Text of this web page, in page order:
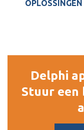
OPLOSSINGEN
Delphi
Stuur een